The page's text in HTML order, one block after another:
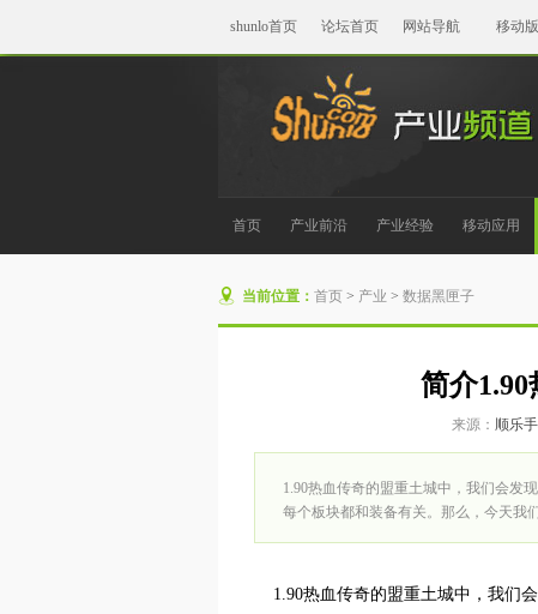
shunlo首页 论坛首页 网站导航 移动版
首页 产业前沿 产业经验 移动应用
当前位置： 首页 > 产业 > 数据黑匣子
简介
来源： 顺乐
1.90热血传奇的盟重土城中，我们会发
每个板块都和装备有关。那么，今天我
1.90热血传奇的盟重土城中，我们